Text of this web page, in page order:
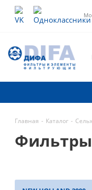
Главная - Каталог -
Фильтры